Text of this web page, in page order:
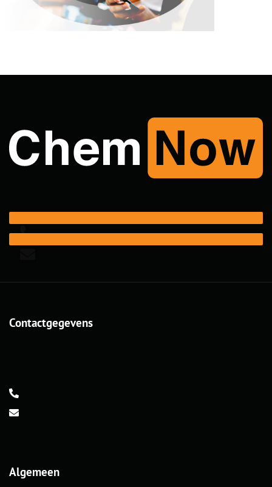
Contactgegevens
Algemeen